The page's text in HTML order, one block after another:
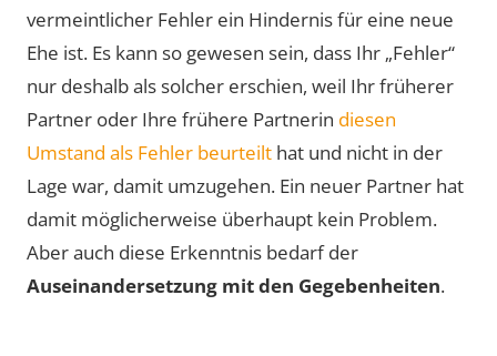
vermeintlicher Fehler ein Hindernis für eine neue
Ehe ist. Es kann so gewesen sein, dass Ihr „Fehler“
nur deshalb als solcher erschien, weil Ihr früherer
Partner oder Ihre frühere Partnerin diesen
Umstand als Fehler beurteilt hat und nicht in der
Lage war, damit umzugehen. Ein neuer Partner hat
damit möglicherweise überhaupt kein Problem.
Aber auch diese Erkenntnis bedarf der
Auseinandersetzung mit den Gegebenheiten.